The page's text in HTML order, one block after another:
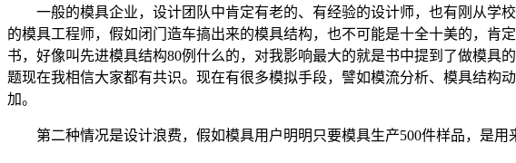
一般的模具企业，设计团队中肯定有老的、有经验的设计师，也有刚从学
的模具工程师，假如闭门造车搞出来的模具结构，也不可能是十全十美的，肯
书，好像叫先进模具结构80例什么的，对我影响最大的就是书中提到了做模
题现在我相信大家都有共识。现在有很多模拟手段，譬如模流分析、模具结构
加。
第二种情况是设计浪费，假如模具用户明明只要模具生产500件样品，是用